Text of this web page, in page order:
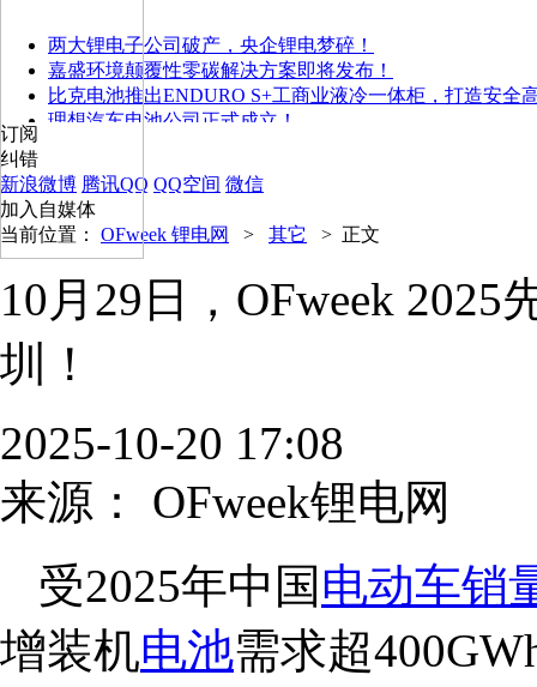
两大锂电子公司破产，央企锂电梦碎！
嘉盛环境颠覆性零碳解决方案即将发布！
比克电池推出ENDURO S+工商业液冷一体柜，打造安全
理想汽车电池公司正式成立！
订阅
纠错
新浪微博 腾讯QQ QQ空间 微信
加入自媒体
当前位置： OFweek 锂电网 > 其它 > 正文
10月29日，OFweek
圳！
2025-10-20 17:08
来源：
OFweek锂电网
受2025年中国电动车销
增装机电池需求超